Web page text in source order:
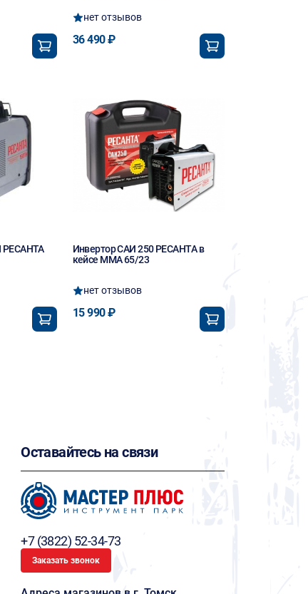
нет отзывов
36 490 ₽
РЕСАНТА
Инвертор САИ 250 РЕСАНТА в
кейсе MMA 65/23
нет отзывов
15 990 ₽
Оставайтесь на связи
+7 (3822) 52-34-73
Заказать звонок